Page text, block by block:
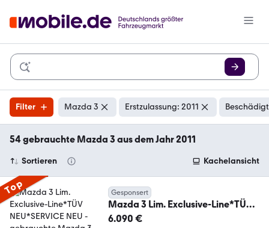
Filter Mazda 3 Erstzulassung: 2011
54 gebrauchte Mazda 3 aus dem Jahr 2011
Sortieren Kachelansicht
Top Gesponsert
Mazda 3 Lim. Exclusive-Line*TÜV
NEU*SERVICE NEU
6.090 €